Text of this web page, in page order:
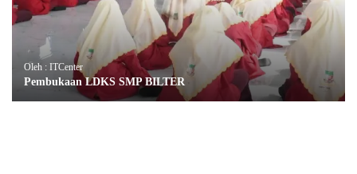
Oleh : ITCenter
Pembukaan LDKS SMP BILTER